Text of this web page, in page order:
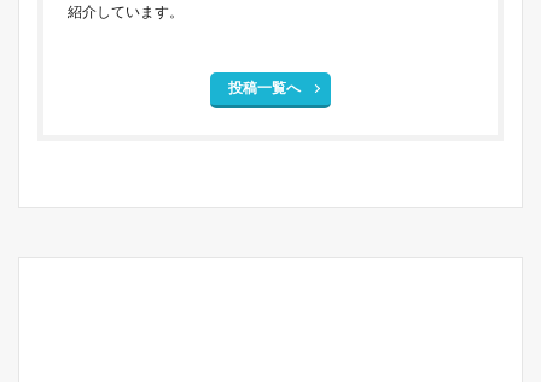
紹介しています。
投稿一覧へ